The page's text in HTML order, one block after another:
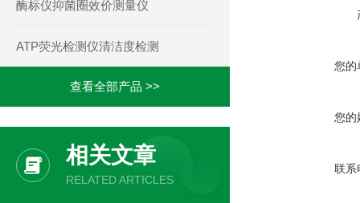
您的
您的
联系
酶标仪抑菌圈效价测量仪
ATP荧光检测仪清洁度检测
查看全部产品 >>
相关文章
RELATED ARTICLES